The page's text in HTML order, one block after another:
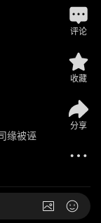
缘被诬
评论
收藏
分享